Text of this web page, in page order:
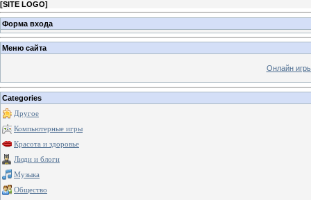
[SITE LOGO]
Форма входа
Меню сайта
Онлайн
Categories
Другое
Компьютерные игры
Красота и здоровье
Люди и блоги
Музыка
Общество